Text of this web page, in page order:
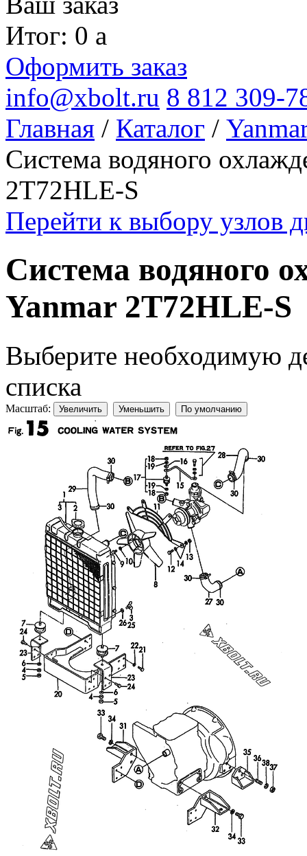
Итог: 0 a
Оформить заказ
info@xbolt.ru 8 812 309-
Главная / Каталог /
Система водяного
2T72HLE-S
Перейти к выбору узлов
Система водяного
Yanmar 2T72HLE-S
Выберите необходимую
списка
Масштаб: Увеличить Уменьшить По умолчанию